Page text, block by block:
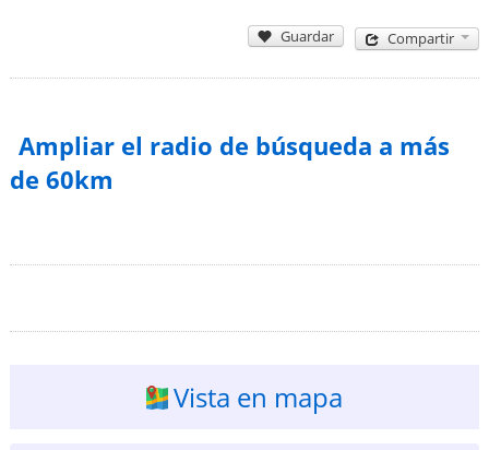
Guardar Compartir
Ampliar el radio de búsqueda a más
de 60km
Vista en mapa